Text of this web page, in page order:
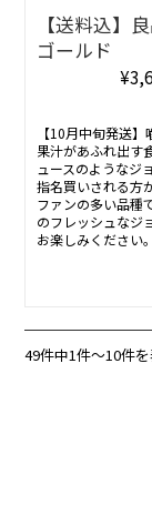
【送料込】
ゴールド
【10月中旬発送
果汁があふれ出す
ュースのようなジ
指名買いされる方
ファンの多い品種
のフレッシュなジ
お楽しみください。
49件中1件〜10件